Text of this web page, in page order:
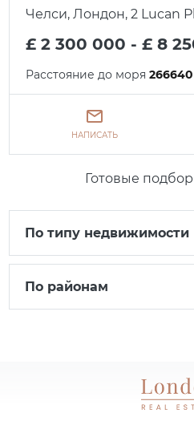
Челси, Лондон, 2 Lucan
£ 2 300 000 - £ 8
Расстояние до моря
НАПИСАТЬ
Готовые
По типу недвижимости
По районам